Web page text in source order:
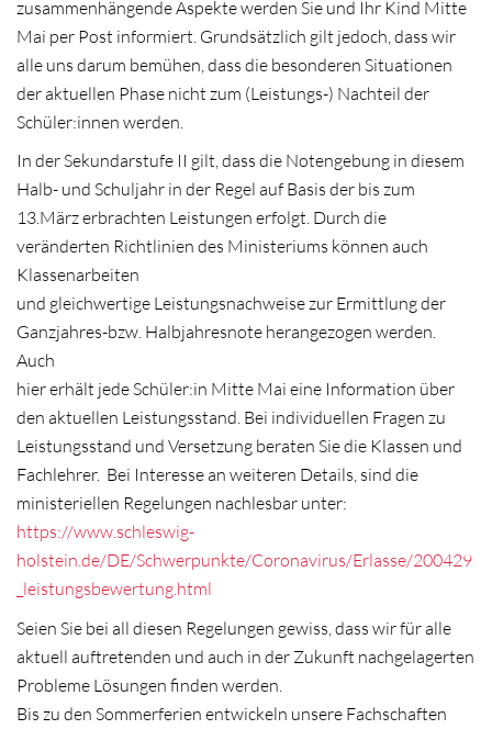
zusammenhängende Aspekte werden Sie und Ihr Kind Mitte
Mai per Post informiert. Grundsätzlich gilt jedoch, dass wir
alle uns darum bemühen, dass die besonderen Situationen
der aktuellen Phase nicht zum (Leistungs-) Nachteil der
Schüler:innen werden.
In der Sekundarstufe II gilt, dass die Notengebung in diesem
Halb- und Schuljahr in der Regel auf Basis der bis zum
13.März erbrachten Leistungen erfolgt. Durch die
veränderten Richtlinien des Ministeriums können auch
Klassenarbeiten
und gleichwertige Leistungsnachweise zur Ermittlung der
Ganzjahres-bzw. Halbjahresnote herangezogen werden.
Auch
hier erhält jede Schüler:in Mitte Mai eine Information über
den aktuellen Leistungsstand. Bei individuellen Fragen zu
Leistungsstand und Versetzung beraten Sie die Klassen und
Fachlehrer. Bei Interesse an weiteren Details, sind die
ministeriellen Regelungen nachlesbar unter:
https://www.schleswig-
holstein.de/DE/Schwerpunkte/Coronavirus/Erlasse/200429
_leistungsbewertung.html
Seien Sie bei all diesen Regelungen gewiss, dass wir für alle
aktuell auftretenden und auch in der Zukunft nachgelagerten
Probleme Lösungen finden werden.
Bis zu den Sommerferien entwickeln unsere Fachschaften